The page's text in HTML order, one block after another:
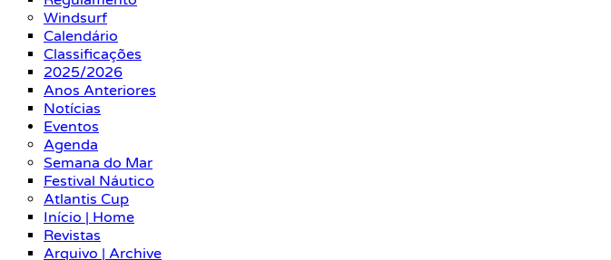
Windsurf
Calendário
Classificações
2025/2026
Anos Anteriores
Notícias
Eventos
Agenda
Semana do Mar
Festival Náutico
Atlantis Cup
Início | Home
Revistas
Arquivo | Archive